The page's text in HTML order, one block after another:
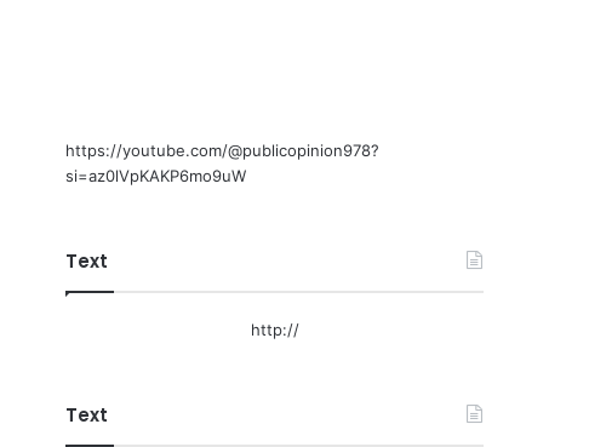
https://youtube.com/@publicopinion978?
si=az0lVpKAKP6mo9uW
Text
http://
Text